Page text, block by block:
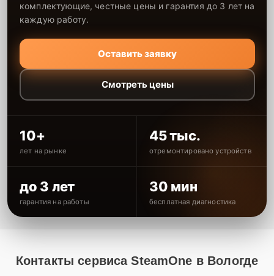
комплектующие, честные цены и гарантия до 3 лет на
каждую работу.
Оставить заявку
Смотреть цены
10+
лет на рынке
45 тыс.
отремонтировано устройств
до 3 лет
гарантия на работы
30 мин
бесплатная диагностика
Контакты сервиса SteamOne в Вологде